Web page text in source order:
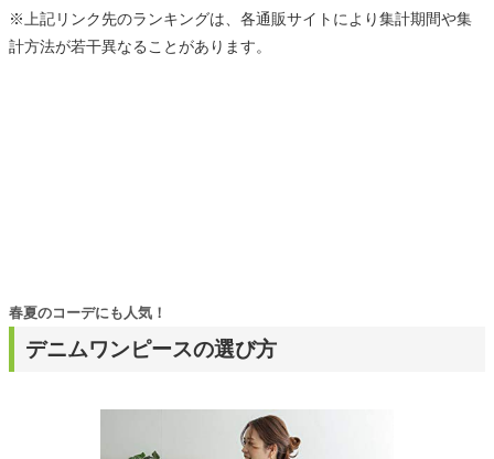
※上記リンク先のランキングは、各通販サイトにより集計期間や集
計方法が若干異なることがあります。
デニムワンピースの選び方
春夏のコーデにも人気！